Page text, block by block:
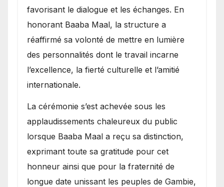
favorisant le dialogue et les échanges. En
honorant Baaba Maal, la structure a
réaffirmé sa volonté de mettre en lumière
des personnalités dont le travail incarne
l’excellence, la fierté culturelle et l’amitié
internationale.
​La cérémonie s’est achevée sous les
applaudissements chaleureux du public
lorsque Baaba Maal a reçu sa distinction,
exprimant toute sa gratitude pour cet
honneur ainsi que pour la fraternité de
longue date unissant les peuples de Gambie,